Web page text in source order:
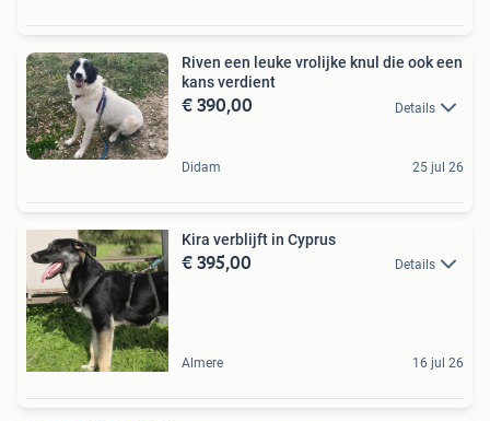
Riven een leuke vrolijke knul die ook een
kans verdient
€ 390,00 Details
Didam 25 jul 26
Kira verblijft in Cyprus
€ 395,00 Details
Almere 16 jul 26